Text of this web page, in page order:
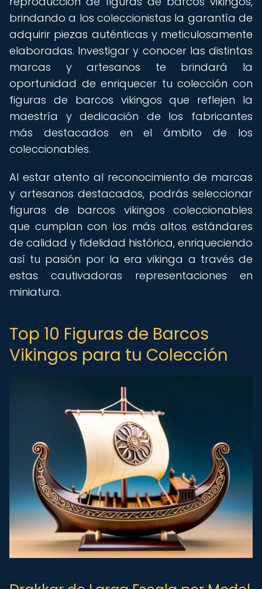
brindando a los coleccionistas la garantía de
adquirir piezas auténticas y meticulosamente
elaboradas. Investigar y conocer las distintas
marcas y artesanos te brindará la
oportunidad de enriquecer tu colección con
figuras de barcos vikingos que reflejen la
maestría y dedicación de los fabricantes
más destacados en el ámbito de los
coleccionables.
Al estar atento al reconocimiento de marcas
y artesanos destacados, podrás seleccionar
figuras de barcos vikingos coleccionables
que cumplan con los más altos estándares
de calidad y fidelidad histórica, enriqueciendo
así tu pasión por la era vikinga a través de
estas cautivadoras representaciones en
miniatura.
Top 10 Figuras de Barcos
Vikingos para tu Colección